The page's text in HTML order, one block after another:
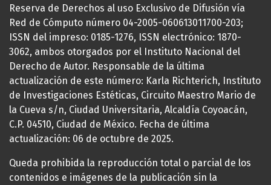
Reserva de Derechos al uso Exclusivo de Difusión vía
Red de Cómputo número 04-2005-060613011700-203;
ISSN del impreso: 0185-1276, ISSN electrónico: 1870-
3062, ambos otorgados por el Instituto Nacional del
Derecho de Autor. Responsable de la última
actualización de este número: Karla Richterich, Instituto
de Investigaciones Estéticas, Circuito Maestro Mario de
la Cueva s/n, Ciudad Universitaria, Alcaldía Coyoacán,
C.P. 04510, Ciudad de México. Fecha de última
actualización: 06 de octubre de 2025.
Queda prohibida la reproducción total o parcial de los
contenidos e imágenes de la publicación sin la